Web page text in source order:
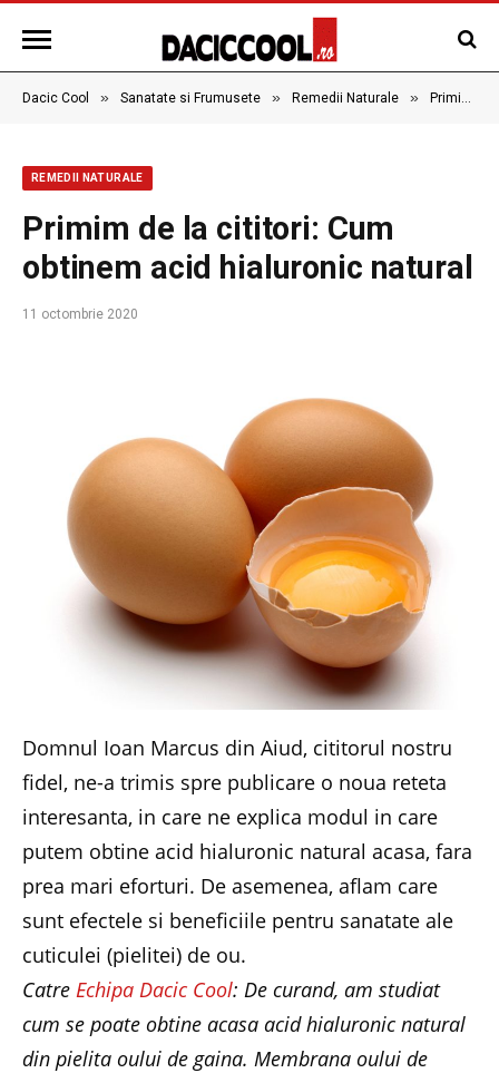
Dacic Cool » Sanatate si Frumusete » Remedii Naturale » Primim de la cititori: Cum obtinem acid hialuronic natural
REMEDII NATURALE
Primim de la cititori: Cum
obtinem acid hialuronic natural
11 octombrie 2020
Domnul Ioan Marcus din Aiud, cititorul nostru
fidel, ne-a trimis spre publicare o noua reteta
interesanta, in care ne explica modul in care
putem obtine acid hialuronic natural acasa, fara
prea mari eforturi. De asemenea, aflam care
sunt efectele si beneficiile pentru sanatate ale
cuticulei (pielitei) de ou.
Catre Echipa Dacic Cool: De curand, am studiat
cum se poate obtine acasa acid hialuronic natural
din pielita oului de gaina. Membrana oului de